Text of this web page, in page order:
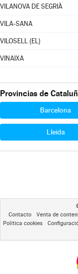
VILANOVA DE SEGRIÀ
VILA-SANA
VILOSELL (EL)
VINAIXA
Provincias de
Barcelona
Lleida
Contacto Venta de
Política cookies